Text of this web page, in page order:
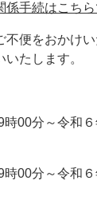
手続はこちら
不便をおかけ
たします。
時00分～令和６
時00分～令和